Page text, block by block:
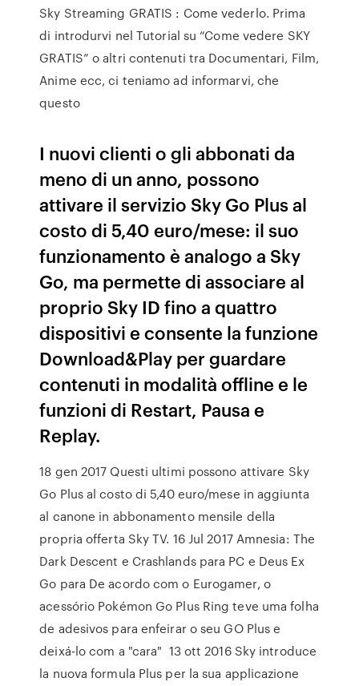
Sky Streaming GRATIS : Come vederlo. Prima
di introdurvi nel Tutorial su “Come vedere SKY
GRATIS” o altri contenuti tra Documentari, Film,
Anime ecc, ci teniamo ad informarvi, che
questo
I nuovi clienti o gli abbonati da
meno di un anno, possono
attivare il servizio Sky Go Plus al
costo di 5,40 euro/mese: il suo
funzionamento è analogo a Sky
Go, ma permette di associare al
proprio Sky ID fino a quattro
dispositivi e consente la funzione
Download&Play per guardare
contenuti in modalità offline e le
funzioni di Restart, Pausa e
Replay.
18 gen 2017 Questi ultimi possono attivare Sky
Go Plus al costo di 5,40 euro/mese in aggiunta
al canone in abbonamento mensile della
propria offerta Sky TV. 16 Jul 2017 Amnesia: The
Dark Descent e Crashlands para PC e Deus Ex
Go para De acordo com o Eurogamer, o
acessório Pokémon Go Plus Ring teve uma folha
de adesivos para enfeirar o seu GO Plus e
deixá-lo com a "cara" 13 ott 2016 Sky introduce
la nuova formula Plus per la sua applicazione